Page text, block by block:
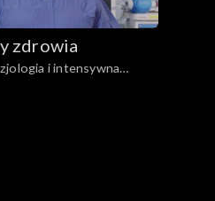
zdrowia
i intensywna